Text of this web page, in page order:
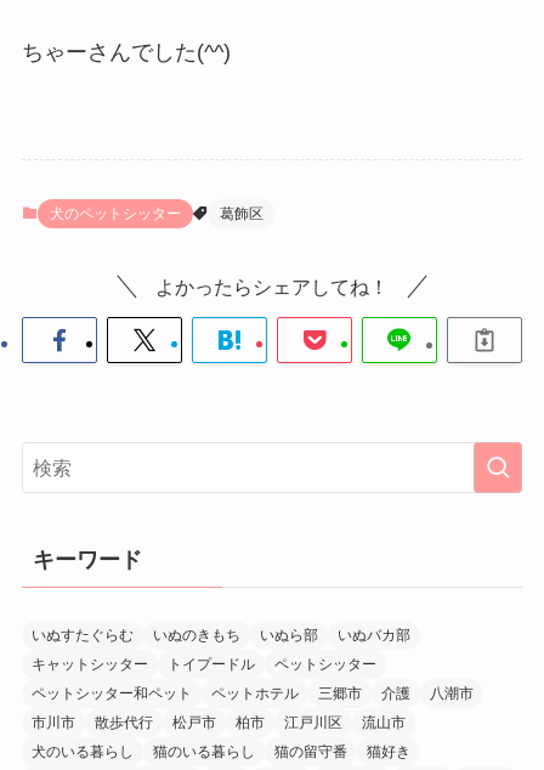
ちゃーさんでした(^^)
犬のペットシッター 葛飾区
よかったらシェアしてね！
キーワード
いぬすたぐらむ いぬのきもち いぬら部
いぬバカ部
キャットシッター
トイプードル
ペットシッター
ペットシッター和ペット
ペットホテル 三郷市 介護
八潮市
市川市
散歩代行 松戸市 柏市 江戸川区
流山市
犬のいる暮らし
猫のいる暮らし 猫の留守番
猫好き